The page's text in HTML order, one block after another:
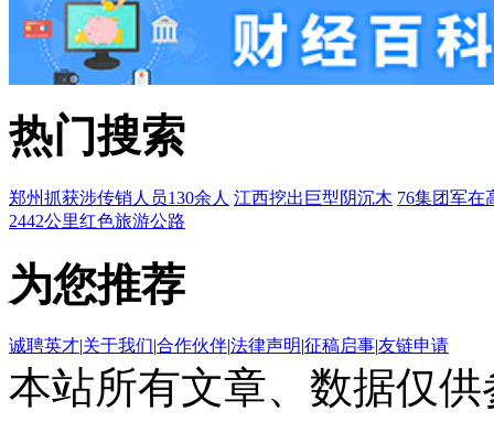
热门搜索
郑州抓获涉传销人员130余人 江西挖出巨型阴沉木 76集团军在
2442公里红色旅游公路
为您推荐
诚聘英才|关于我们|合作伙伴|法律声明|征稿启事|友链申请
本站所有文章、数据仅